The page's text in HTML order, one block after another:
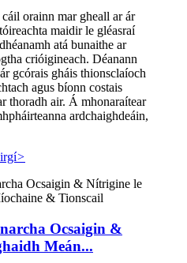
orainn mar gheall ar ár
maidir le gléasraí
atá bunaithe ar
crióigineach. Déanann
gcórais gháis thionsclaíoch
agus bíonn costais
thoradh air. Á mhonaraítear
ardchaighdeáin,
>
Ocsaigin &
Meán...